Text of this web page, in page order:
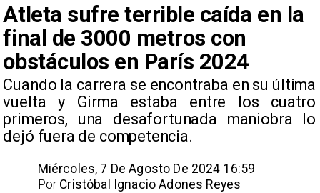
Atleta sufre terrible caída en la
final de 3000 metros con
obstáculos en París 2024
​Cuando la carrera se encontraba en su última
vuelta y Girma estaba entre los cuatro
primeros, una desafortunada maniobra lo
dejó fuera de competencia.
Miércoles, 7 De Agosto De 2024 16:59
Cristóbal Ignacio Adones Reyes
Por